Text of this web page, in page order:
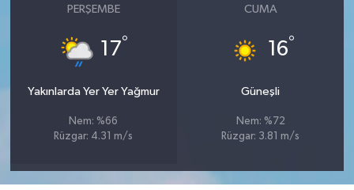
PERŞEMBE
17°
Yakınlarda Yer Yer Yağmur
Nem: %66
Rüzgar: 4.31 m/s
CUMA
16°
Güneşli
Nem: %72
Rüzgar: 3.81 m/s